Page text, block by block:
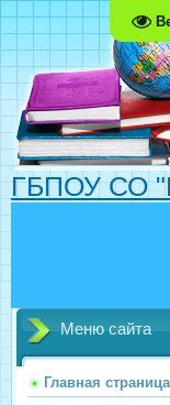
ГБПОУ СО
Меню сайта
Главная страница